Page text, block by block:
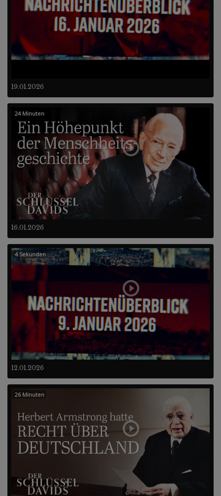
19.01.2026
16.01.2026
24 Minuten
12.01.2026
4 Sekunden
26 Minuten